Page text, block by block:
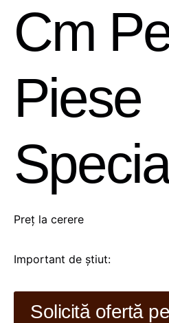
Cm
Piese
Preț la cerere
Important de știut:
Solicită ofertă